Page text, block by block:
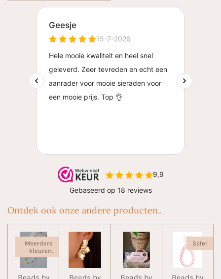
Ontdek ook onze andere producten..
Meerdere
kleuren.
Sale!